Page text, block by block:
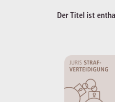
Der Titel ist